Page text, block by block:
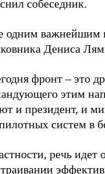
собеседник.
одним важнейшим
Дениса
фронт – это
этим
и президент, и
систем в
речь